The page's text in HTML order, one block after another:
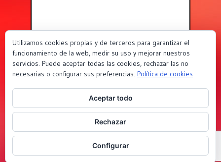
Página desarrollada con HTML5 y CSS3 por
Publicidad
Centro Empresarial de Aragón
Utilizamos cookies propias y de terceros para garantizar el
funcionamiento de la web, medir su uso y mejorar nuestros
servicios. Puede aceptar todas las cookies, rechazar las no
necesarias o configurar sus preferencias. Política de cookies
Aceptar todo
Rechazar
Configurar